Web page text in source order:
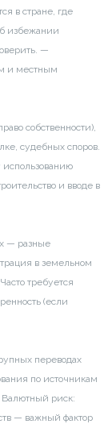
в стране, где
избежании
—
и местным
собственности),
судебных споров.
использованию
и вводе в
— разные
в земельном
требуется
(если
переводах
по источникам
риск:
— важный фактор